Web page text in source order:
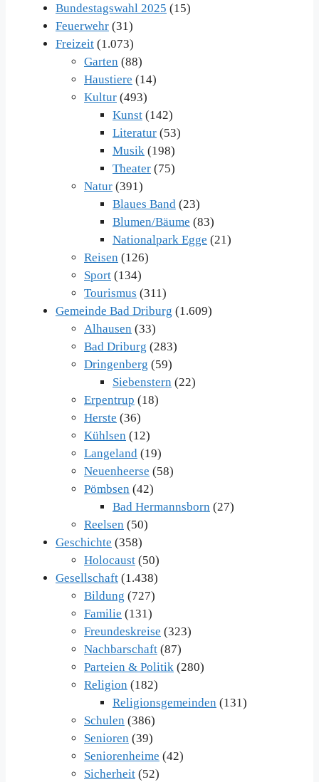
Bundestagswahl 2025 (15)
Feuerwehr (31)
Freizeit (1.073)
Garten (88)
Haustiere (14)
Kultur (493)
Kunst (142)
Literatur (53)
Musik (198)
Theater (75)
Natur (391)
Blaues Band (23)
Blumen/Bäume (83)
Nationalpark Egge (21)
Reisen (126)
Sport (134)
Tourismus (311)
Gemeinde Bad Driburg (1.609)
Alhausen (33)
Bad Driburg (283)
Dringenberg (59)
Siebenstern (22)
Erpentrup (18)
Herste (36)
Kühlsen (12)
Langeland (19)
Neuenheerse (58)
Pömbsen (42)
Bad Hermannsborn (27)
Reelsen (50)
Geschichte (358)
Holocaust (50)
Gesellschaft (1.438)
Bildung (727)
Familie (131)
Freundeskreise (323)
Nachbarschaft (87)
Parteien & Politik (280)
Religion (182)
Religionsgemeinden (131)
Schulen (386)
Senioren (39)
Seniorenheime (42)
Sicherheit (52)